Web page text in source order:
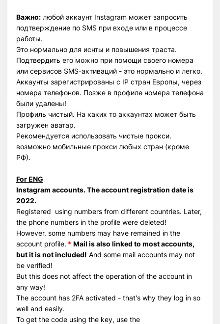
Важно: любой аккаунт Instagram может запросить
подтверждение по SMS при входе или в процессе
работы.
Это нормально для иснты и повышения траста.
Подтвердить его можно при помощи своего номера
или сервисов SMS-активаций - это нормально и легко.
Аккаунты зарегистрированы с IP стран Европы, через
номера телефонов. Позже в профиле номера телефона
были удалены!
Профиль чистый. На каких то аккаунтах может быть
загружен аватар.
Рекомендуется использовать чистые прокси.
возможно мобильные прокси любых стран (кроме
РФ).
For ENG
Instagram accounts. The account registration date is
2022.
Registered using numbers from different countries. Later,
the phone numbers in the profile were deleted!
However, some numbers may have remained in the
account profile. * Mail is also linked to most accounts,
but it is not included! And some mail accounts may not
be verified!
But this does not affect the operation of the account in
any way!
The account has 2FA activated - that's why they log in so
well and easily.
To get the code using the key, use the
Всего позиций в корзине
Всего товара в корзине
Сумма к оплате (без скидок)
$